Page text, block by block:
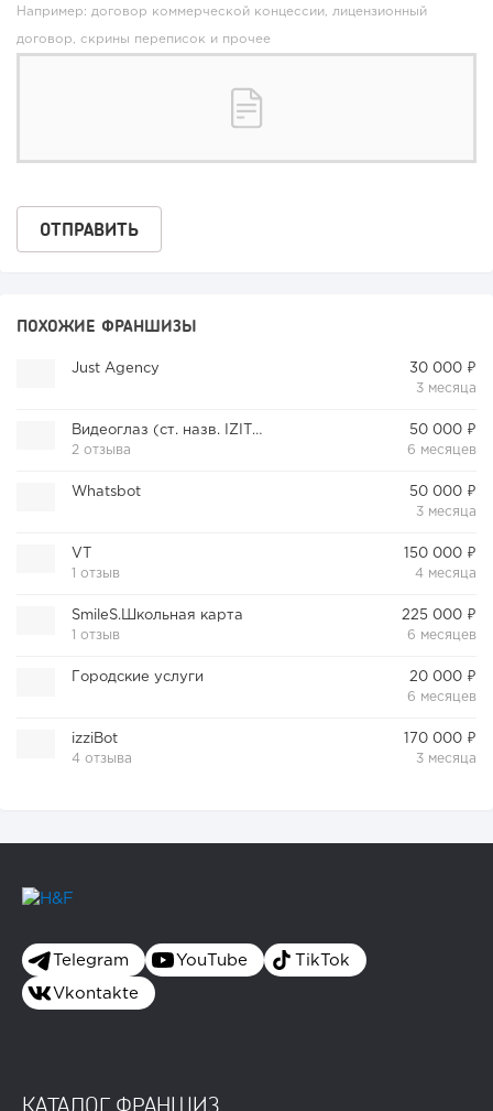
Например: договор коммерческой концессии, лицензионный
договор, скрины переписок и прочее
ПОХОЖИЕ ФРАНШИЗЫ
Just Agency
30 000 ₽
3 месяца
Видеоглаз (ст. назв. IZITRONIC)
2 отзыва
50 000 ₽
6 месяцев
Whatsbot
50 000 ₽
3 месяца
VT
1 отзыв
150 000 ₽
4 месяца
SmileS.Школьная карта
1 отзыв
225 000 ₽
6 месяцев
Городские услуги
20 000 ₽
6 месяцев
izziBot
4 отзыва
170 000 ₽
3 месяца
Telegram YouTube TikTok
Vkontakte
КАТАЛОГ ФРАНШИЗ